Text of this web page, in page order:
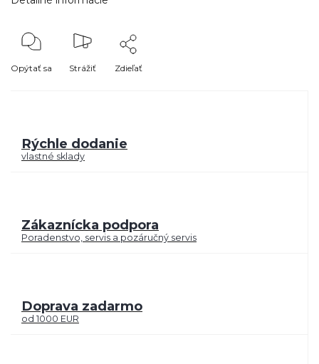
Opýtať sa Strážiť Zdieľať
Rýchle dodanie
vlastné sklady
Zákaznícka podpora
Poradenstvo, servis a pozáručný servis
Doprava zadarmo
od 1000 EUR